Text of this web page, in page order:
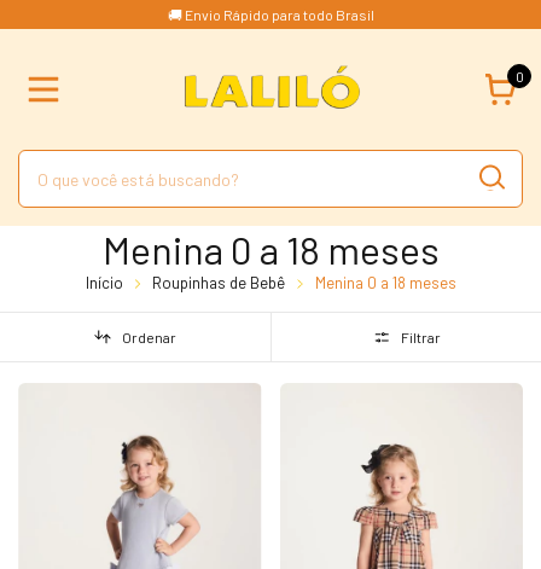
🚚 Envio Rápido para todo Brasil
0
Menina 0 a 18 meses
Início Roupinhas de Bebê Menina 0 a 18 meses
Ordenar Filtrar